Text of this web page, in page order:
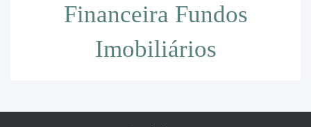
Financeira Fundos
Imobiliários